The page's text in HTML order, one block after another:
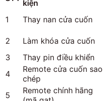
kiện
1 Thay nan cửa cuốn
2 Làm khóa cửa cuốn
3
Thay pin điều khiển
4
Remote cửa cuốn sao
chép
5
Remote chính hãng